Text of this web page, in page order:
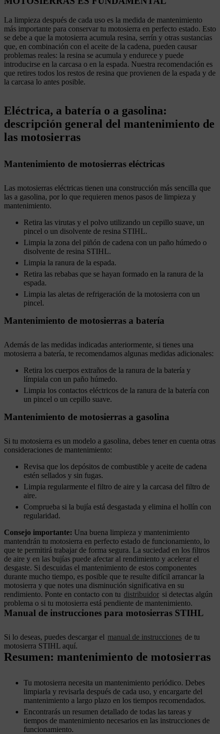
La limpieza después de cada uso es la medida de mantenimiento
más importante para conservar tu motosierra en perfecto estado. Esto
se debe a que la motosierra acumula resina, serrín y otras sustancias
que, en combinación con el aceite de la cadena, pueden causar
problemas reales: la resina se acumula y endurece y puede
introducirse en la carcasa o en la espada. Nuestra recomendación es
que retires todos los restos de resina que provienen de la espada y de
la carcasa lo antes posible.
Eléctrica, a batería o a gasolina:
descripción general del mantenimiento de
las motosierras
Mantenimiento de motosierras eléctricas
Las motosierras eléctricas tienen una construcción más sencilla que
las a gasolina, por lo que requieren menos pasos de limpieza y
mantenimiento.
Retira las virutas y el polvo utilizando un cepillo suave, un
pincel o un disolvente de resina STIHL.
Limpia la zona del piñón de cadena con un paño húmedo o
disolvente de resina STIHL.
Limpia la ranura de la espada.
Retira las rebabas que se hayan formado en la ranura de la
espada.
Limpia las aletas de refrigeración de la motosierra con un
pincel.
Mantenimiento de motosierras a batería
Además de las medidas indicadas anteriormente, si tienes una
motosierra a batería, te recomendamos algunas medidas adicionales:
Retira los cuerpos extraños de la ranura de la batería y
límpiala con un paño húmedo.
Limpia los contactos eléctricos de la ranura de la batería con
un pincel o un cepillo suave.
Mantenimiento de motosierras a gasolina
Si tu motosierra es un modelo a gasolina, debes tener en cuenta otras
consideraciones de mantenimiento:
Revisa que los depósitos de combustible y aceite de cadena
estén sellados y sin fugas.
Limpia regularmente el filtro de aire y la carcasa del filtro de
aire.
Comprueba si la bujía está desgastada y elimina el hollín con
regularidad.
Consejo importante: Una buena limpieza y mantenimiento
mantendrán tu motosierra en perfecto estado de funcionamiento, lo
que te permitirá trabajar de forma segura. La suciedad en los filtros
de aire y en las bujías puede afectar al rendimiento y acelerar el
desgaste. Si descuidas el mantenimiento de estos componentes
durante mucho tiempo, es posible que te resulte difícil arrancar la
motosierra y que notes una disminución significativa en su
rendimiento. Ponte en contacto con tu distribuidor si detectas algún
problema o si tu motosierra está pendiente de mantenimiento.
Manual de instrucciones para motosierras STIHL
Si lo deseas, puedes descargar el manual de instrucciones de tu
motosierra STIHL aquí.
Resumen: mantenimiento de motosierras
Tu motosierra necesita un mantenimiento periódico. Debes
limpiarla y revisarla después de cada uso, y encargarte del
mantenimiento a largo plazo en los tiempos recomendados.
Encontrarás un resumen detallado de todas las tareas y
tiempos de mantenimiento necesarios en las instrucciones de
funcionamiento.